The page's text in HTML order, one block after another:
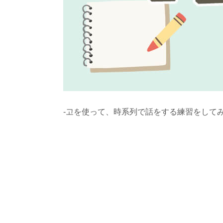
-고を使って、時系列で話をする練習をして